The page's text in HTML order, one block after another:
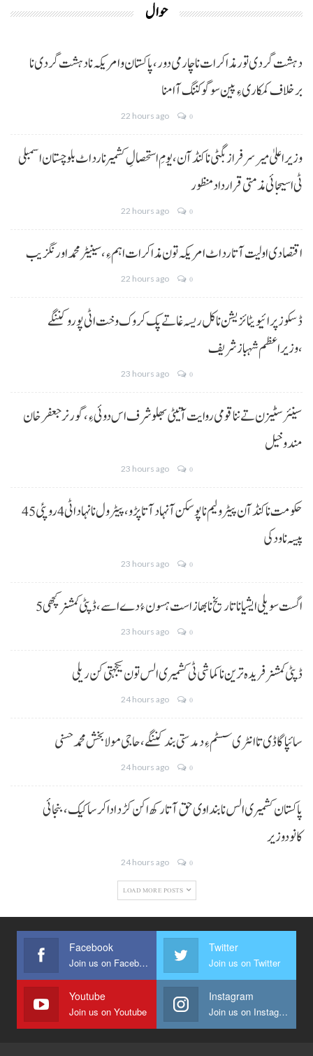
حوال
دہشت گردی تور مذاکرات نا چارمی دور،پاکستان و امریکہ نا دہشت گردی نا
برخلاف کمکاری ءِ پین سوگو کننگ آ امنا
22 hours ago 0
وزیراعلیٰ میر سرفراز بگٹی نا کنڈ آن،یومِ استحصالِ کشمیر نا رد اٹ بلوچستان اسمبلی
ٹی اسیجائی مذمتی قرارداد منظور
22 hours ago 0
اقتصادی اولیت آتا رد اٹ امریکہ تون مذاکرات اہم ءِ،سینیٹر محمد اورنگزیب
22 hours ago 0
ڈسکوز پرائیویٹائزیشن نا کل ریسہ غاتے پک کروک وخت اٹی پورو کننگے
،وزیراعظم شہباز شریف
23 hours ago 0
سینئر سٹیزن تے ننا قومی روایت آتیٹی بھلو شرف اس دوئی ءِ،گورنر جعفرخان
مندوخیل
23 hours ago 0
حکومت نا کنڈ آن پیٹرولیم نا پوسکن آ نہاد آتا پڑو،پیٹرول نا نہاد اٹی 4 روپئی 45
پیسہ نا ودکی
23 hours ago 0
5 اگست سویلی ایشیا نا تاریخ نا بھاز است ہسون ءُ دے اسے،ڈپٹی کمشنر کچھی
23 hours ago 0
ڈپٹی کمشنر فریدہ ترین نا کماشی ٹی کشمیری الس تون یکجہتی کن ریلی
24 hours ago 0
سائپا گاڈی تا انٹری سسٹم ءِ دمدستی بند کننگے، حاجی مولا بخش محمد حسنی
24 hours ago 0
پاکستان کشمیری الس نا بنداوی حق آتا رکھ اکن کڑد ادا کرسا کیک ،بنجائی
کانودوزیر
24 hours ago 0
LOAD MORE POSTS
Facebook
Join us on Facebook
Twitter
Join us on Twitter
Youtube
Join us on Youtube
Instagram
Join us on Instagram